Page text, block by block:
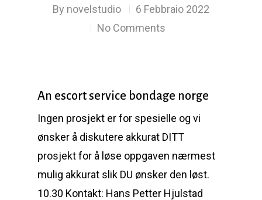
By novelstudio
6 Febbraio 2022
No Comments
An escort service bondage norge
Ingen prosjekt er for spesielle og vi
ønsker å diskutere akkurat DITT
prosjekt for å løse oppgaven nærmest
mulig akkurat slik DU ønsker den løst.
10.30 Kontakt: Hans Petter Hjulstad